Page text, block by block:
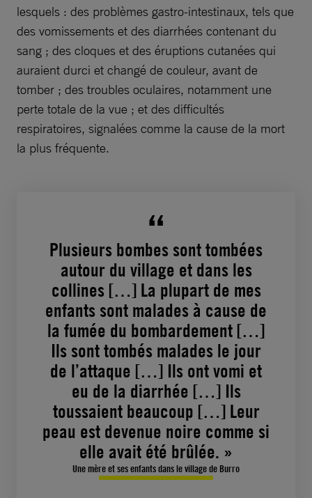
lesquels : des problèmes gastro-intestinaux, tels que
des vomissements et des diarrhées contenant du
sang ; des cloques et des éruptions cutanées qui
auraient durci et changé de couleur, avant de
tomber ; des troubles oculaires, notamment une
perte totale de la vue ; et des difficultés
respiratoires, signalées comme la cause de la mort
la plus fréquente.
Plusieurs bombes sont tombées
autour du village et dans les
collines […] La plupart de mes
enfants sont malades à cause de
la fumée du bombardement […]
Ils sont tombés malades le jour
de l’attaque […] Ils ont vomi et
eu de la diarrhée […] Ils
toussaient beaucoup […] Leur
peau est devenue noire comme si
elle avait été brûlée. »
Une mère et ses enfants dans le village de Burro